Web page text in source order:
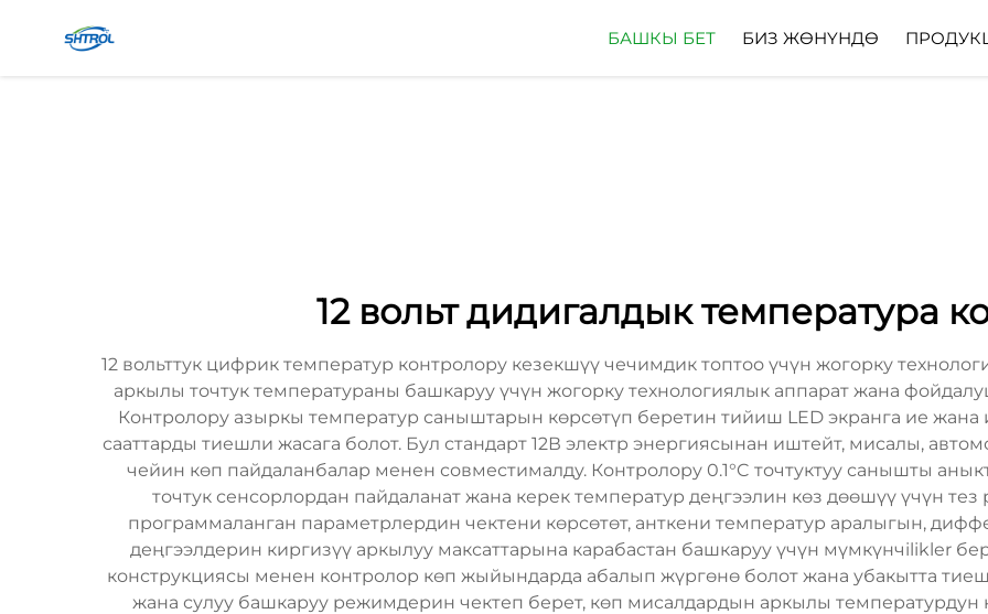
БАШКЫ БЕТ БИЗ ЖӨНҮНДӨ
12 вольт дидигалдык температура
12 вольттук цифрик температур контролору кезекшүү чечимдик топтоо үчүн жогорку
аркылы точтук температураны башкаруу үчүн жогорку технологиялык аппарат жана
Контролору азыркы температур саныштарын көрсөтүп беретин тийиш LED экранга ие
сааттарды тиешли жасага болот. Бул стандарт 12В электр энергиясынан иштейт, мисалы,
чейин көп пайдаланбалар менен совместималду. Контролору 0.1°C точтуктуу санышты
точтук сенсорлордан пайдаланат жана керек температур деңгээлин көз дөөшүү үчүн
программаланган параметрлердин чектени көрсөтөт, анткени температур аралыгын,
деңгээлдерин киргизүү аркылуу максаттарына карабастан башкаруу үчүн мүмкүнчilikler
конструкциясы менен контролор көп жыйындарда абалып жүргөнө болот жана убакытта
жана сулуу башкаруу режимдерин чектеп берет, көп мисалдардын аркылы